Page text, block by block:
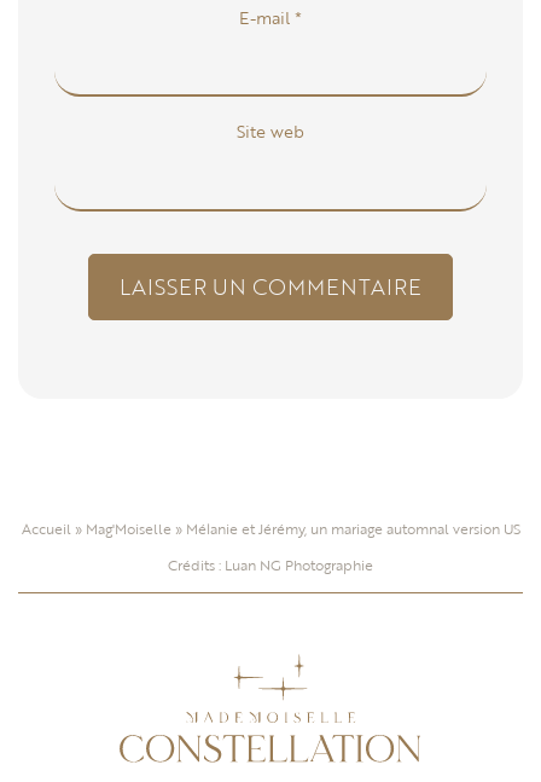
E-mail*
Site web
Accueil » Mag'Moiselle » Mélanie et Jérémy, un mariage automnal version US
Crédits : Luan NG Photographie